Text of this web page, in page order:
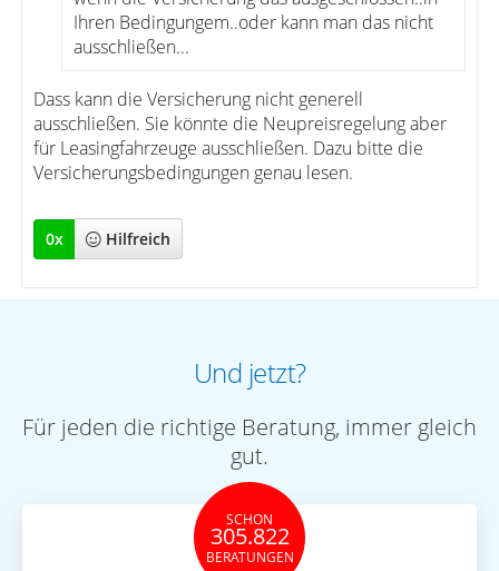
Ihren Bedingungem..oder kann man das nicht
ausschließen...
Dass kann die Versicherung nicht generell
ausschließen. Sie könnte die Neupreisregelung aber
für Leasingfahrzeuge ausschließen. Dazu bitte die
Versicherungsbedingungen genau lesen.
0x Hilfreich
Und jetzt?
Für jeden die richtige Beratung, immer gleich
gut.
SCHON
305.822
BERATUNGEN